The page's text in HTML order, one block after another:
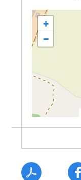
+
−